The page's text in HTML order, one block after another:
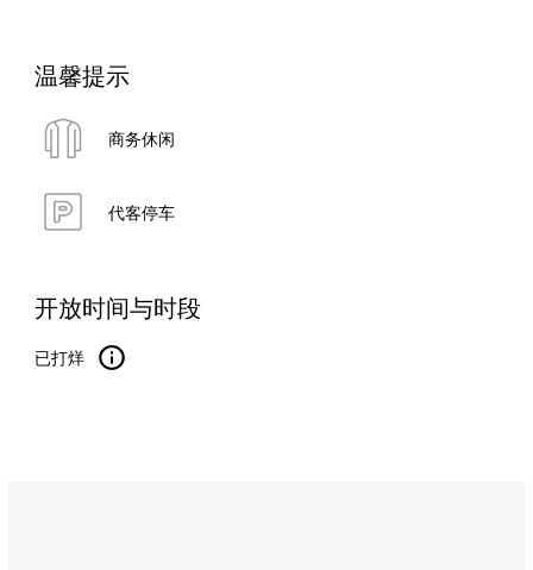
温馨提示
商务休闲
代客停车
开放时间与时段
已打烊